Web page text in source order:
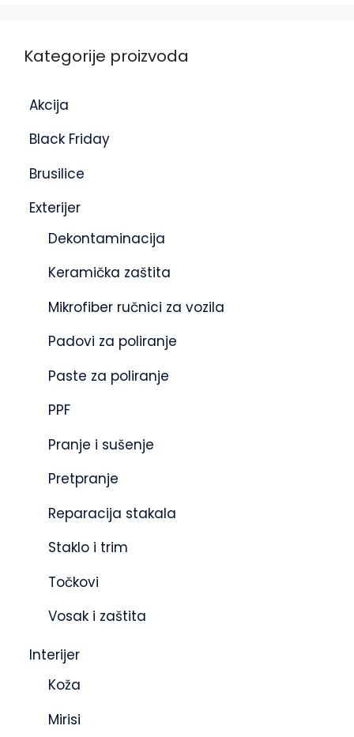
Kategorije proizvoda
Akcija
Black Friday
Brusilice
Exterijer
Dekontaminacija
Keramička zaštita
Mikrofiber ručnici za vozila
Padovi za poliranje
Paste za poliranje
PPF
Pranje i sušenje
Pretpranje
Reparacija stakala
Staklo i trim
Točkovi
Vosak i zaštita
Interijer
Koža
Mirisi